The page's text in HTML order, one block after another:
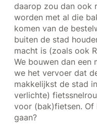
daarop zou dan ook
worden met al die
komen van de
buiten de stad
macht is (zoals ook
We bouwen dan een
we het vervoer dat
makkelijkst de stad
verlichte)
voor (bak)fietsen. Of
gaan?